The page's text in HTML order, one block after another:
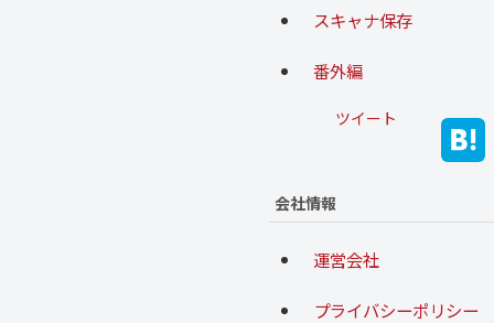
スキャナ保存
番外編
ツイート
会社情報
運営会社
プライバシーポリシー